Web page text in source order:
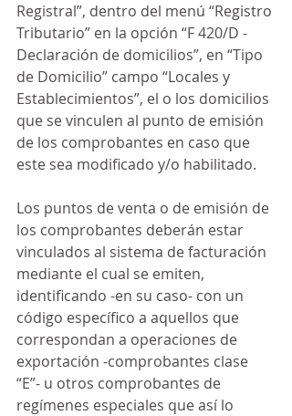
Registral”, dentro del menú “Registro
Tributario” en la opción “F 420/D -
Declaración de domicilios”, en “Tipo
de Domicilio” campo “Locales y
Establecimientos”, el o los domicilios
que se vinculen al punto de emisión
de los comprobantes en caso que
este sea modificado y/o habilitado.
Los puntos de venta o de emisión de
los comprobantes deberán estar
vinculados al sistema de facturación
mediante el cual se emiten,
identificando -en su caso- con un
código específico a aquellos que
correspondan a operaciones de
exportación -comprobantes clase
“E”- u otros comprobantes de
regímenes especiales que así lo